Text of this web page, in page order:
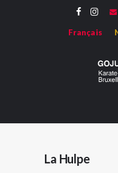
Français
Bienvenue sur le site de
ACCUEIL
HOJO-
La Hulpe